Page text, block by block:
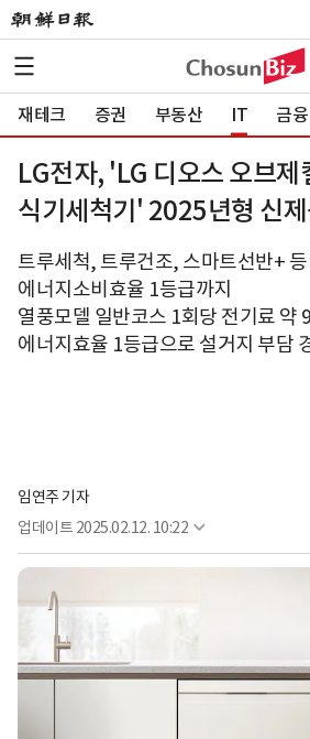
재테크 증권 부동산 IT 금융
LG전자, 'LG 디오스 오브제
식기세척기' 2025년형 신
트루세척, 트루건조, 스마트선반+ 등
에너지소비효율 1등급까지
열풍모델 일반코스 1회당 전기료 약
에너지효율 1등급으로 설거지 부담
임연주 기자
업데이트 2025.02.12. 10:22